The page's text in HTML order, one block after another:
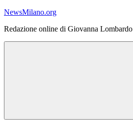
Vai
contenuto
NewsMilano.org
Redazione online di Giovanna Lombardo